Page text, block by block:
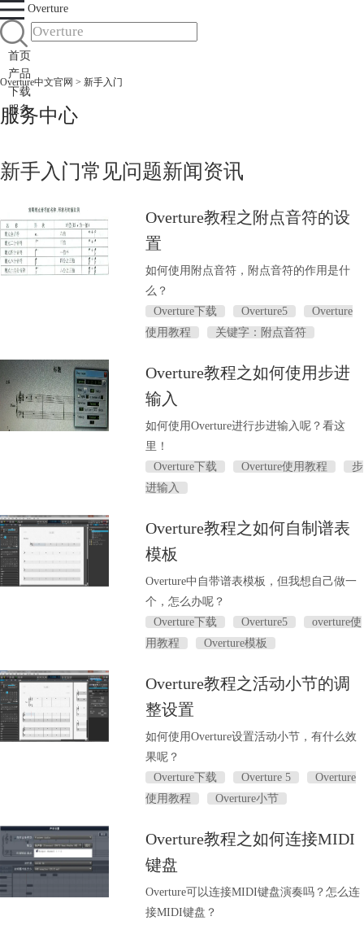
Overture
首页
产品
下载
服务
Overture中文官网 > 新手入门
服务中心
新手入门常见问题新闻资讯
Overture教程之附点音符的设
置
如何使用附点音符，附点音符的作用是什
么？
Overture下载
Overture5
Overture
使用教程
关键字：附点音符
Overture教程之如何使用步进
输入
如何使用Overture进行步进输入呢？看这
里！
Overture下载
Overture使用教程
步
进输入
Overture教程之如何自制谱表
模板
Overture中自带谱表模板，但我想自己做一
个，怎么办呢？
Overture下载
Overture5
overture使
用教程
Overture模板
Overture教程之活动小节的调
整设置
如何使用Overture设置活动小节，有什么效
果呢？
Overture下载
Overture 5
Overture
使用教程
Overture小节
Overture教程之如何连接MIDI
键盘
Overture可以连接MIDI键盘演奏吗？怎么连
接MIDI键盘？